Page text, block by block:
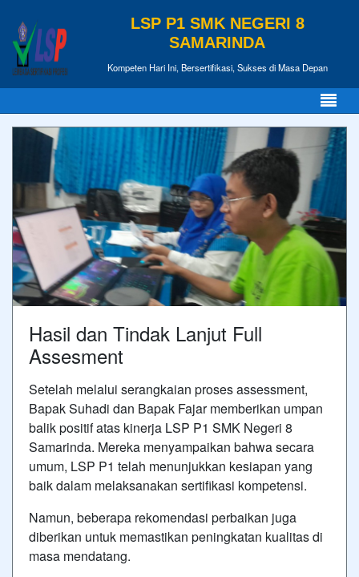
LSP P1 SMK NEGERI 8
SAMARINDA
Kompeten Hari Ini, Bersertifikasi, Sukses di Masa Depan
Hasil dan Tindak Lanjut Full
Assesment
Setelah melalui serangkaian proses assessment,
Bapak Suhadi dan Bapak Fajar memberikan umpan
balik positif atas kinerja LSP P1 SMK Negeri 8
Samarinda. Mereka menyampaikan bahwa secara
umum, LSP P1 telah menunjukkan kesiapan yang
baik dalam melaksanakan sertifikasi kompetensi.
Namun, beberapa rekomendasi perbaikan juga
diberikan untuk memastikan peningkatan kualitas di
masa mendatang.